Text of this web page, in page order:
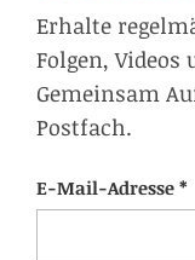
Erhalte
Folgen, Videos
Gemeinsam
Postfach.
E-Mail-Adresse *